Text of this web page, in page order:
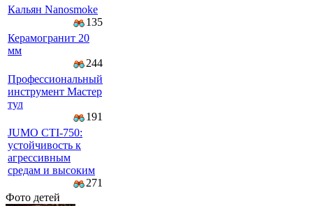
Кальян Nanosmoke
135
Керамогранит 20
мм
244
Профессиональный
инструмент Мастер
тул
191
JUMO CTI-750:
устойчивость к
агрессивным
средам и высоким
271
Фото детей